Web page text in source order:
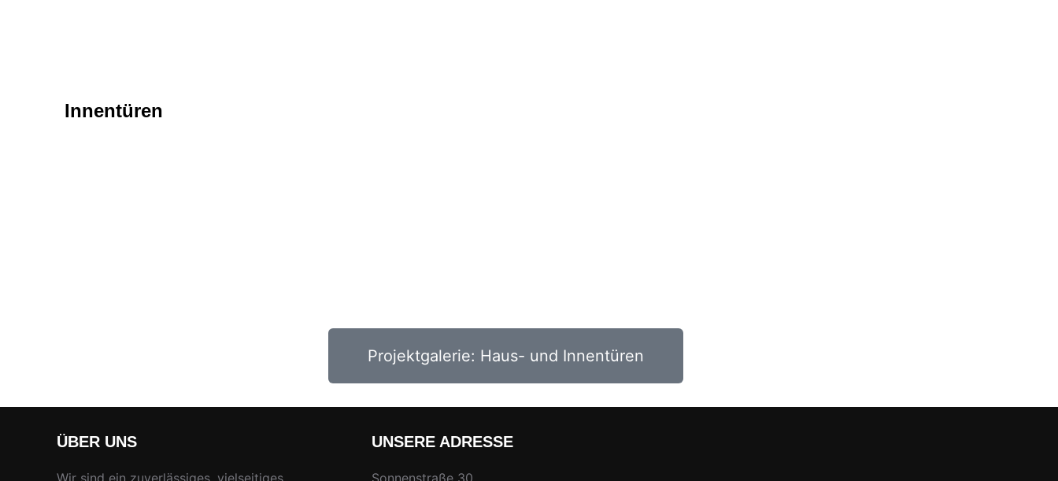
Innentüren
Projektgalerie: Haus- und Innentüren
ÜBER UNS
Wir sind ein zuverlässiges, vielseitiges
UNSERE ADRESSE
Sonnenstraße 30